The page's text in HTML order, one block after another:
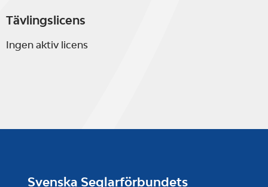
Tävlingslicens
Ingen aktiv licens
Svenska Seglarförbundets